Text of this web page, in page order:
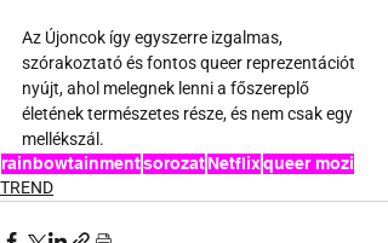
Az Újoncok így egyszerre izgalmas,
szórakoztató és fontos queer reprezentációt
nyújt, ahol melegnek lenni a főszereplő
életének természetes része, és nem csak egy
mellékszál.
rainbowtainmentsorozatNetflixqueer mozi
TREND